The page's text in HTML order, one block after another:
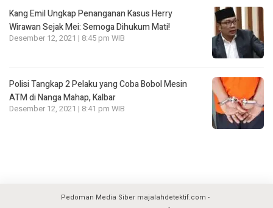
Kang Emil Ungkap Penanganan Kasus Herry
Wirawan Sejak Mei: Semoga Dihukum Mati!
Desember 12, 2021 | 8:45 pm WIB
Polisi Tangkap 2 Pelaku yang Coba Bobol Mesin
ATM di Nanga Mahap, Kalbar
Desember 12, 2021 | 8:41 pm WIB
Pedoman Media Siber majalahdetektif.com